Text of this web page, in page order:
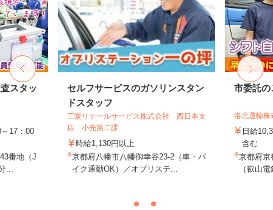
スタッ
17：00
番地（J
...
セルフサービスのガソリンスタン
ドスタッフ
三愛リテールサービス株式会社 西日本支
店 小売第二課
時給1,130円以上
京都府八幡市八幡御幸谷23-2（車・バ
イク通勤OK）／オブリステ...
市委託の
洛北運輸株
日給
含む
京都府京
（叡山